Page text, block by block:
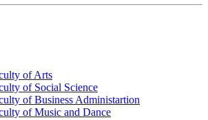
of Arts
of Social Science
of Business Administartion
of Music and Dance